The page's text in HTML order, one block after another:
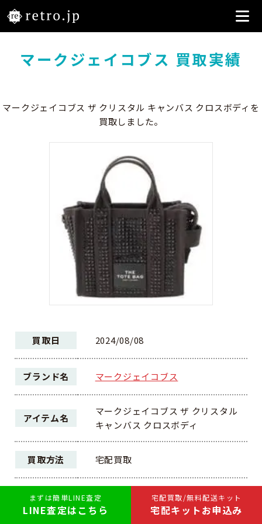
宅配買取/無料配送キット
宅配キットお申込み
まずは簡単LINE査定
LINE査定はこちら
マークジェイコブス 買取実績
マークジェイコブス ザ クリスタル キャンバス クロスボディを
買取しました。
買取日 2024/08/08
ブランド名 マークジェイコブス
アイテム名
マークジェイコブス ザ クリスタル
キャンバス クロスボディ
買取方法 宅配買取
ランク AB